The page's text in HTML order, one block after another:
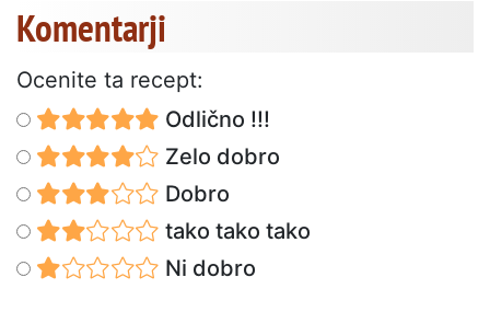
Komentarji
Ocenite ta recept:
Odlično !!!
Zelo dobro
Dobro
tako tako tako
Ni dobro